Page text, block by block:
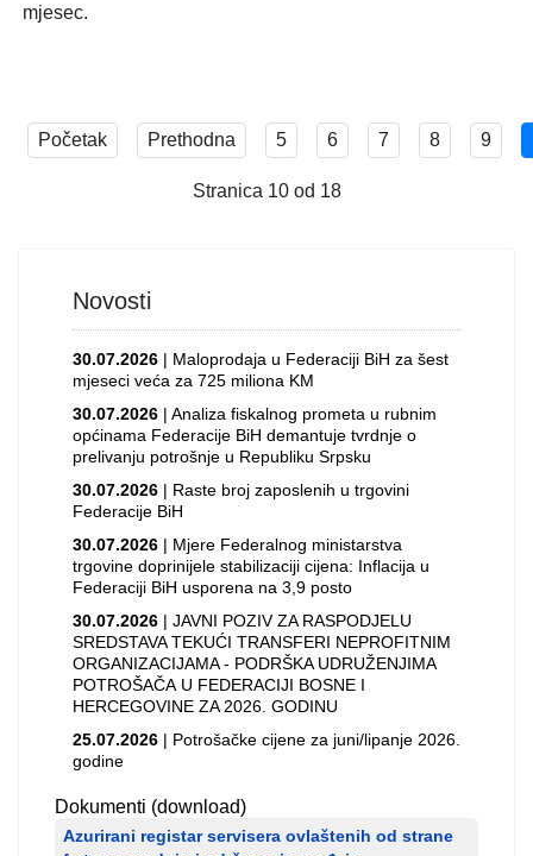
mjesec.
Početak Prethodna 5 6 7 8 9
Stranica 10 od 18
Novosti
30.07.2026 | Maloprodaja u Federaciji BiH za šest
mjeseci veća za 725 miliona KM
30.07.2026 | Analiza fiskalnog prometa u rubnim
općinama Federacije BiH demantuje tvrdnje o
prelivanju potrošnje u Republiku Srpsku
30.07.2026 | Raste broj zaposlenih u trgovini
Federacije BiH
30.07.2026 | Mjere Federalnog ministarstva
trgovine doprinijele stabilizaciji cijena: Inflacija u
Federaciji BiH usporena na 3,9 posto
30.07.2026 | JAVNI POZIV ZA RASPODJELU
SREDSTAVA TEKUĆI TRANSFERI NEPROFITNIM
ORGANIZACIJAMA - PODRŠKA UDRUŽENJIMA
POTROŠAČA U FEDERACIJI BOSNE I
HERCEGOVINE ZA 2026. GODINU
25.07.2026 | Potrošačke cijene za juni/lipanje 2026.
godine
Dokumenti (download)
Azurirani registar servisera ovlaštenih od strane